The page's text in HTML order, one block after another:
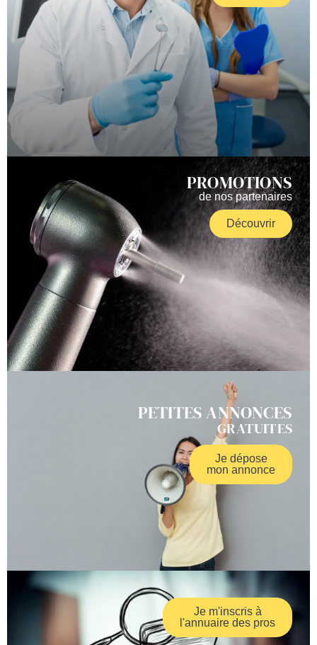
PROMOTIONS
de nos partenaires
Découvrir
PETITES ANNONCES
GRATUITES
Je dépose
mon annonce
Je m'inscris à
l'annuaire des pros